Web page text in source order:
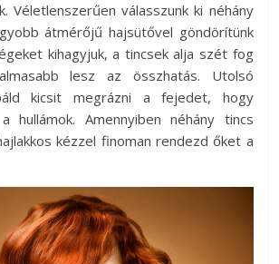
Véletlenszerűen válasszunk ki néhány
átmérőjű hajsütővel göndörítünk
kihagyjuk, a tincsek alja szét fog
lesz az összhatás. Utolsó
kicsit megrázni a fejedet, hogy
hullámok. Amennyiben néhány tincs
kézzel finoman rendezd őket a